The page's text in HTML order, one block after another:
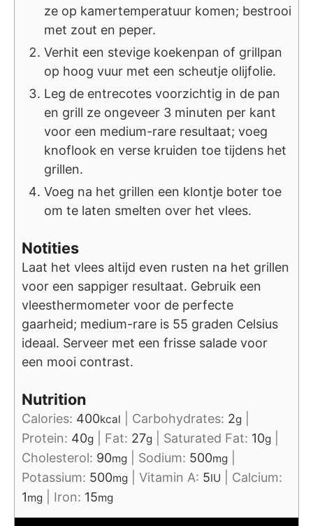
ze op kamertemperatuur komen; bestrooi
met zout en peper.
Verhit een stevige koekenpan of grillpan
op hoog vuur met een scheutje olijfolie.
Leg de entrecotes voorzichtig in de pan
en grill ze ongeveer 3 minuten per kant
voor een medium-rare resultaat; voeg
knoflook en verse kruiden toe tijdens het
grillen.
Voeg na het grillen een klontje boter toe
om te laten smelten over het vlees.
Notities
Laat het vlees altijd even rusten na het grillen
voor een sappiger resultaat. Gebruik een
vleesthermometer voor de perfecte
gaarheid; medium-rare is 55 graden Celsius
ideaal. Serveer met een frisse salade voor
een mooi contrast.
Nutrition
Calories: 400kcal Carbohydrates: 2g
Protein: 40g Fat: 27g Saturated Fat: 10g
Cholesterol: 90mg Sodium: 500mg
Potassium: 500mg Vitamin A: 5IU
Calcium:
1mg Iron: 15mg